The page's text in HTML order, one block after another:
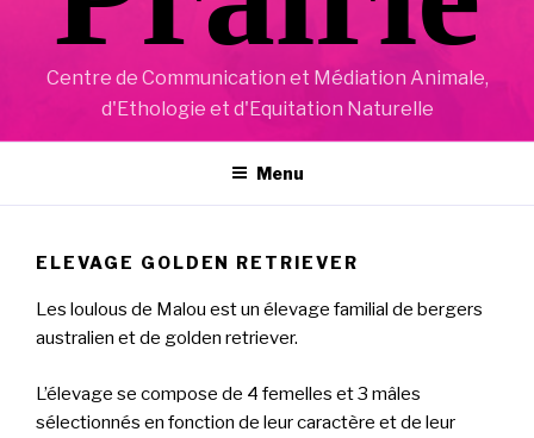
Centre de Communication et Médiation Animale,
d'Ethologie et d'Equitation Naturelle
Menu
ELEVAGE GOLDEN RETRIEVER
Les loulous de Malou est un élevage familial de bergers
australien et de golden retriever.
L’élevage se compose de 4 femelles et 3 mâles
sélectionnés en fonction de leur caractère et de leur